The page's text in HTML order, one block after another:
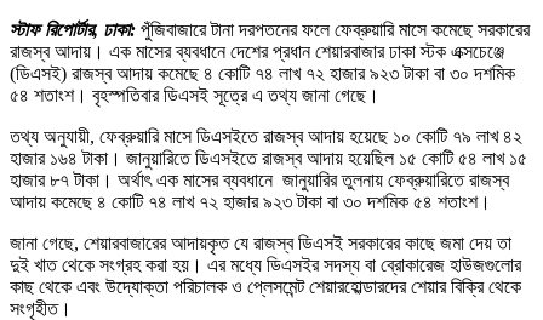
স্টাফ রিপোর্টার, ঢাকা: পুঁজিবাজারে টানা দরপতনের ফলে ফেব্রুয়ারি মাসে কমেছে সরকারের
রাজস্ব আদায়। এক মাসের ব্যবধানে দেশের প্রধান শেয়ারবাজার ঢাকা স্টক এক্সচেঞ্জে
(ডিএসই) রাজস্ব আদায় কমেছে ৪ কোটি ৭৪ লাখ ৭২ হাজার ৯২৩ টাকা বা ৩০ দশমিক
৫৪ শতাংশ। বৃহস্পতিবার ডিএসই সূত্রে এ তথ্য জানা গেছে।
তথ্য অনুযায়ী, ফেব্রুয়ারি মাসে ডিএসইতে রাজস্ব আদায় হয়েছে ১০ কোটি ৭৯ লাখ ৪২
হাজার ১৬৪ টাকা। জানুয়ারিতে ডিএসইতে রাজস্ব আদায় হয়েছিল ১৫ কোটি ৫৪ লাখ ১৫
হাজার ৮৭ টাকা। অর্থাৎ এক মাসের ব্যবধানে জানুয়ারির তুলনায় ফেব্রুয়ারিতে রাজস্ব
আদায় কমেছে ৪ কোটি ৭৪ লাখ ৭২ হাজার ৯২৩ টাকা বা ৩০ দশমিক ৫৪ শতাংশ।
জানা গেছে, শেয়ারবাজারের আদায়কৃত যে রাজস্ব ডিএসই সরকারের কাছে জমা দেয় তা
দুই খাত থেকে সংগ্রহ করা হয়। এর মধ্যে ডিএসইর সদস্য বা ব্রোকারেজ হাউজগুলোর
কাছ থেকে এবং উদ্যোক্তা পরিচালক ও প্লেসমেন্ট শেয়ারহোল্ডারদের শেয়ার বিক্রি থেকে
সংগৃহীত।